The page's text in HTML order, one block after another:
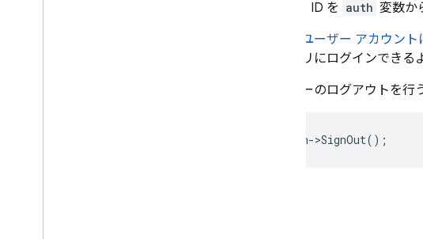
ー ID を auth 変数か
既存のユーザー アカウン
てアプリにログインできる
ユーザーのログアウトを行
auth->SignOut();